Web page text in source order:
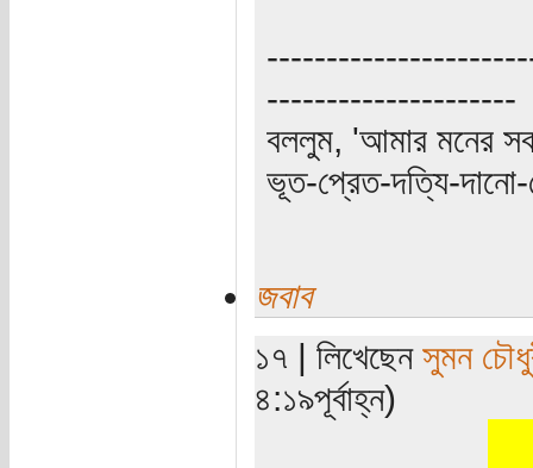
---------------------
বললুম, 'আমার মনের
ভূত-প্রেত-দত্যি-দানো-
জবাব
১৭ | লিখেছেন সুমন
৪:১৯পূর্বাহ্ন)